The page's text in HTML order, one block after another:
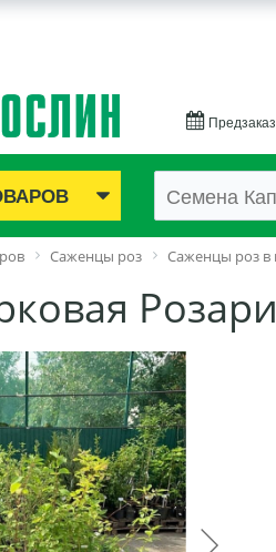
Саженцы роз Саженцы роз в